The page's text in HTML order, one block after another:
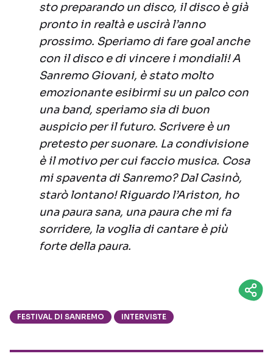
sto preparando un disco, il disco è già
pronto in realtà e uscirà l’anno
prossimo. Speriamo di fare goal anche
con il disco e di vincere i mondiali! A
Sanremo Giovani, è stato molto
emozionante esibirmi su un palco con
una band, speriamo sia di buon
auspicio per il futuro. Scrivere è un
pretesto per suonare. La condivisione
è il motivo per cui faccio musica. Cosa
mi spaventa di Sanremo? Dal Casinò,
starò lontano! Riguardo l’Ariston, ho
una paura sana, una paura che mi fa
sorridere, la voglia di cantare è più
forte della paura.
FESTIVAL DI SANREMO INTERVISTE